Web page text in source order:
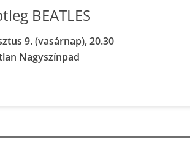
BEATLES
9. (vasárnap), 20.30
Nagyszínpad